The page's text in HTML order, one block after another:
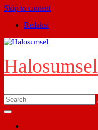
Skip to content
Redaksi
Halosumsel